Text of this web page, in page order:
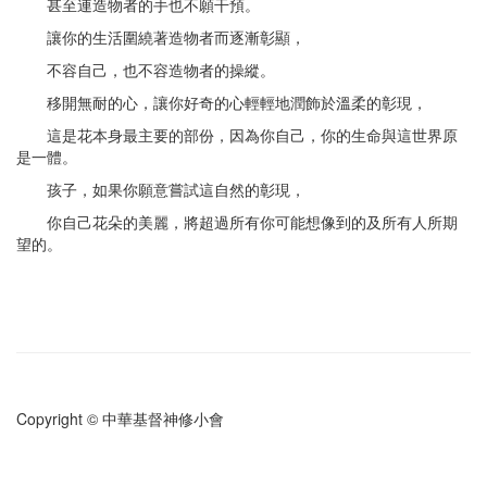
甚至連造物者的手也不願干預。
讓你的生活圍繞著造物者而逐漸彰顯，
不容自己，也不容造物者的操縱。
移開無耐的心，讓你好奇的心輕輕地潤飾於溫柔的彰現，
這是花本身最主要的部份，因為你自己，你的生命與這世界原
是一體。
孩子，如果你願意嘗試這自然的彰現，
你自己花朵的美麗，將超過所有你可能想像到的及所有人所期
望的。
Copyright © 中華基督神修小會